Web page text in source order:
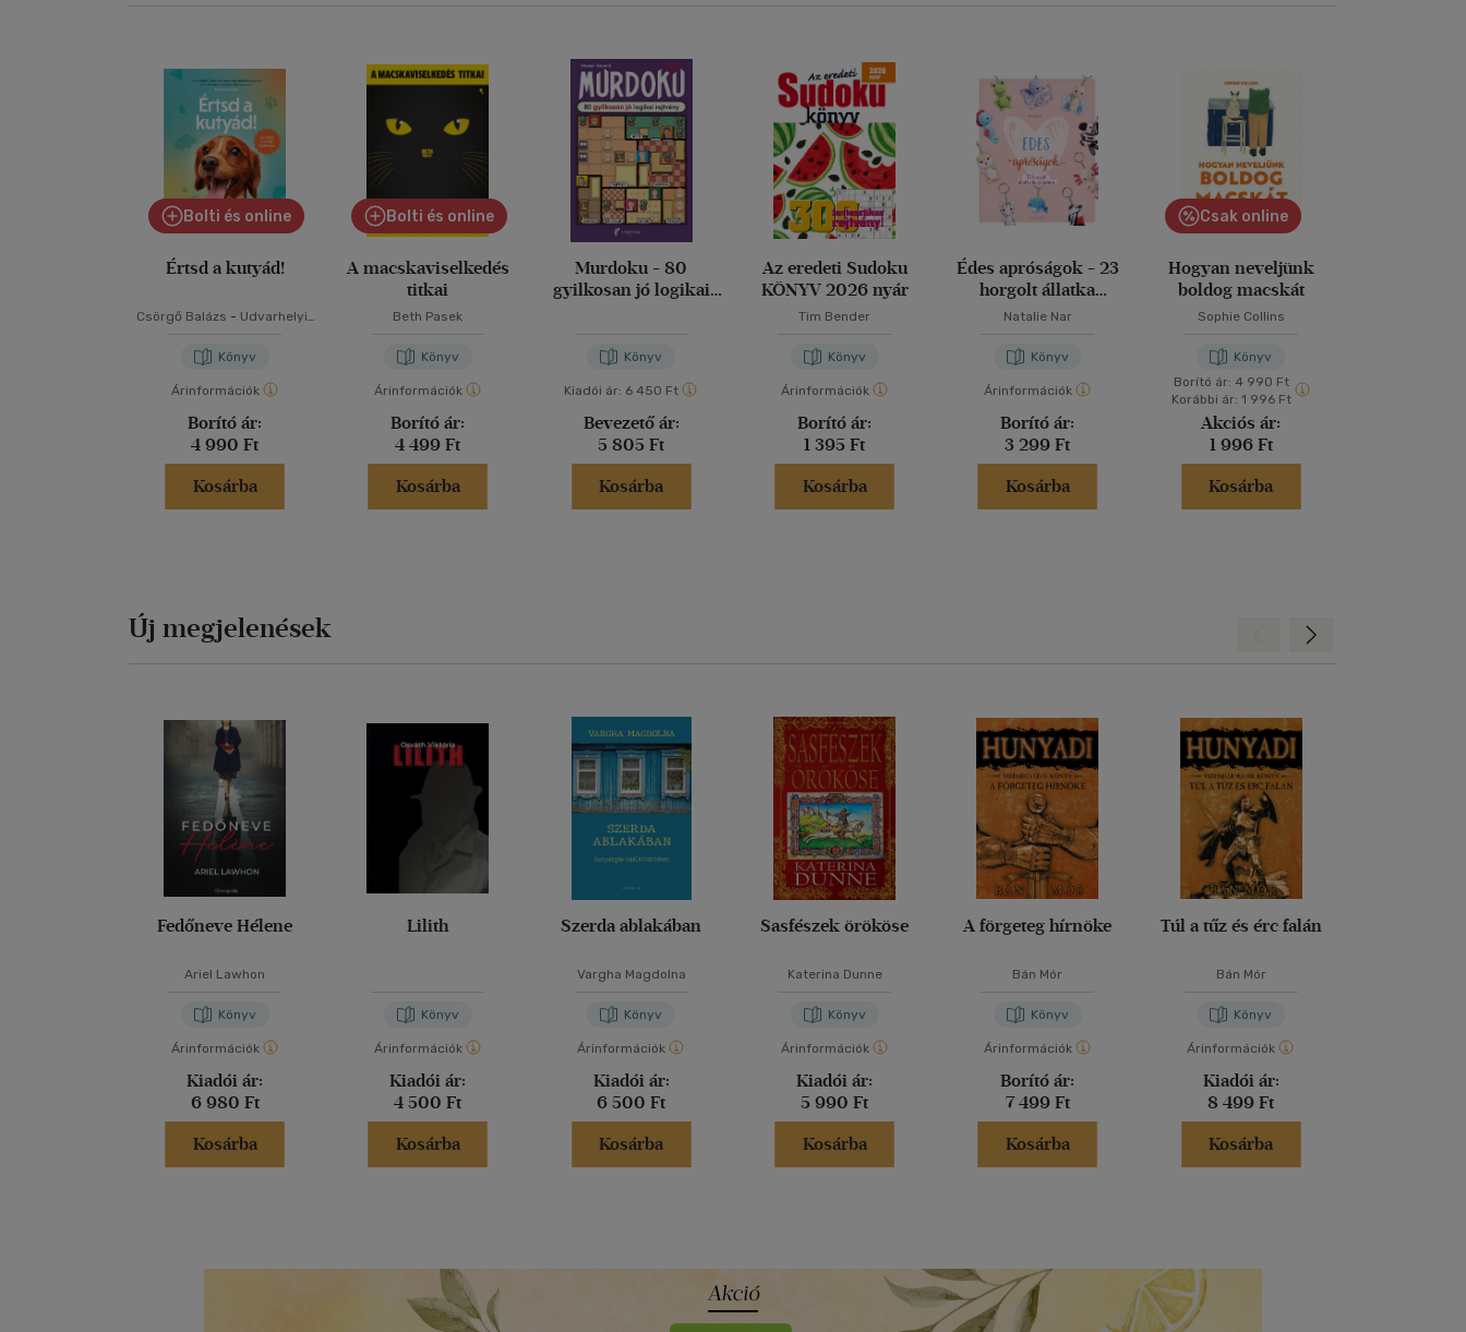
Bolti és online
Értsd a kutyád!
Csörgő Balázs - Udvarhelyi-
Könyv
Árinformációk
Borító ár:
4 990 Ft
Kosárba
Bolti és online
A macskaviselkedés
titkai
Beth Pasek
Könyv
Árinformációk
Borító ár:
4 499 Ft
Kosárba
Murdoku - 80
gyilkosan jó logikai
Könyv
Kiadói ár: 6 450 Ft
Bevezető ár:
5 805 Ft
Kosárba
Az eredeti Sudoku
KÖNYV 2026 nyár
Tim Bender
Könyv
Árinformációk
Borító ár:
1 395 Ft
Kosárba
Édes apróságok - 23
horgolt állatka
kulcstartóra
Natalie Nar
Könyv
Árinformációk
Borító ár:
3 299 Ft
Kosárba
Csak online
Hogyan neveljünk
boldog macskát
Sophie Collins
Könyv
Borító ár: 4 990 Ft
Korábbi ár: 1 996 Ft
Akciós ár:
1 996 Ft
Kosárba
Új megjelenések
Fedőneve Hélene
Ariel Lawhon
Könyv
Árinformációk
Kiadói ár:
6 980 Ft
Kosárba
Lilith
Könyv
Árinformációk
Kiadói ár:
4 500 Ft
Kosárba
Szerda ablakában
Vargha Magdolna
Könyv
Árinformációk
Kiadói ár:
6 500 Ft
Kosárba
Sasfészek örököse
Katerina Dunne
Könyv
Árinformációk
Kiadói ár:
5 990 Ft
Kosárba
A förgeteg hírnöke
Bán Mór
Könyv
Árinformációk
Borító ár:
7 499 Ft
Kosárba
Túl a tűz és érc falán
Bán Mór
Könyv
Árinformációk
Kiadói ár:
8 499 Ft
Kosárba
Előre